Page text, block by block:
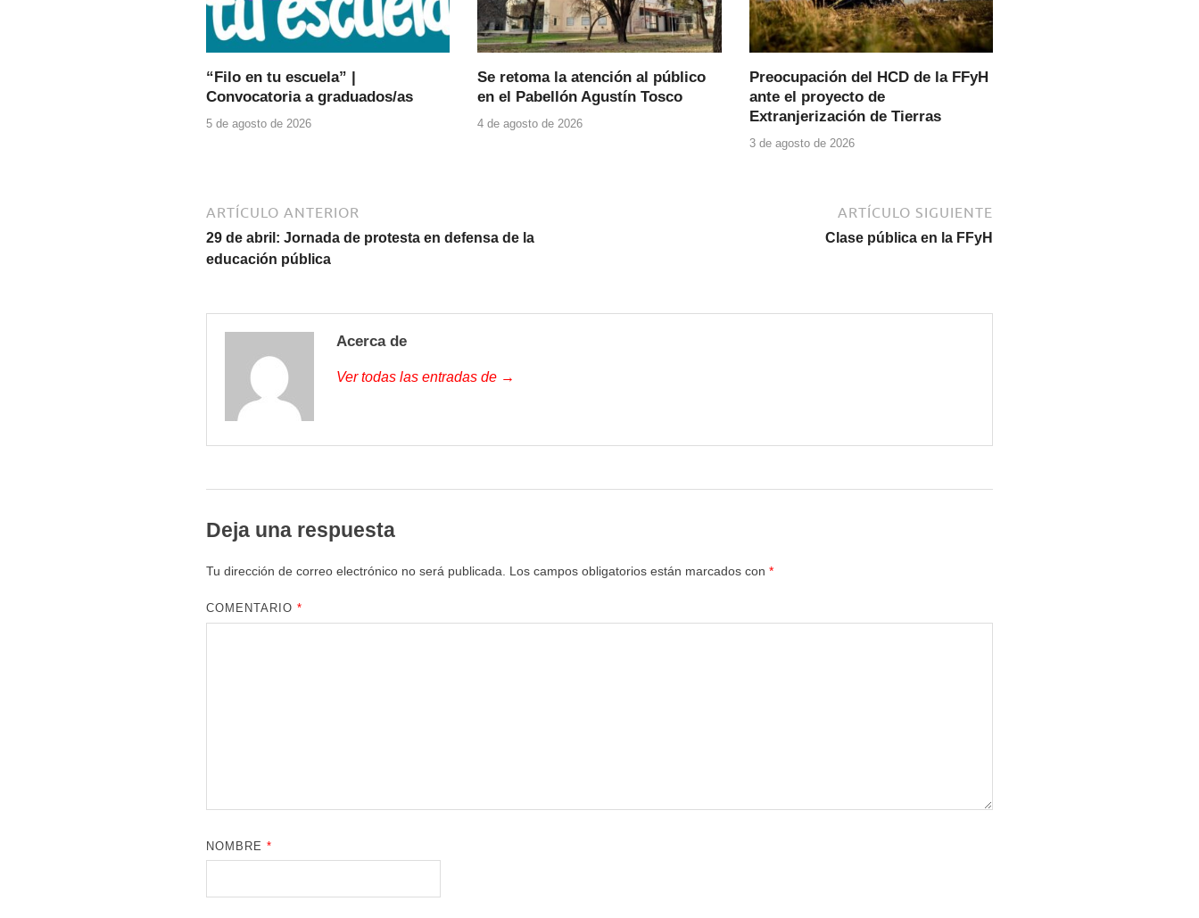
“Filo en tu escuela” |
Convocatoria a graduados/as
5 de agosto de 2026
Se retoma la atención al público
en el Pabellón Agustín Tosco
4 de agosto de 2026
Preocupación del HCD de la FFyH
ante el proyecto de
Extranjerización de Tierras
3 de agosto de 2026
ARTÍCULO ANTERIOR
29 de abril: Jornada de protesta en defensa de la
educación pública
ARTÍCULO SIGUIENTE
Clase pública en la FFyH
Acerca de
Ver todas las entradas de →
Deja una respuesta
Tu dirección de correo electrónico no será publicada. Los campos obligatorios están marcados con *
COMENTARIO*
NOMBRE*